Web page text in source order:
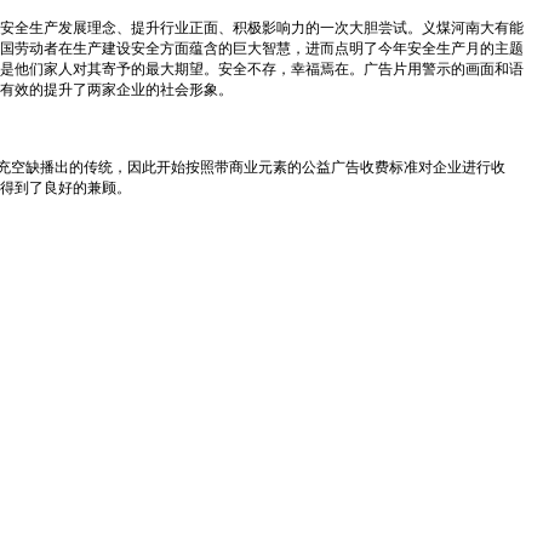
生产发展理念、提升行业正面、积极影响力的一次大胆尝试。义煤河南大有能
动者在生产建设安全方面蕴含的巨大智慧，进而点明了今年安全生产月的主题
们家人对其寄予的最大期望。安全不存，幸福焉在。广告片用警示的画面和语
的提升了两家企业的社会形象。
缺播出的传统，因此开始按照带商业元素的公益广告收费标准对企业进行收
到了良好的兼顾。